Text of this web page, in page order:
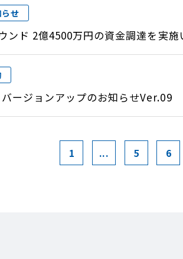
せ
ンド 2億4500万円の資金調達を実施
ージョンアップのお知らせVer.09
1 ... 5 6